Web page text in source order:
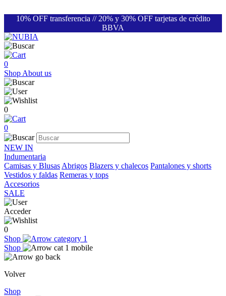
10% OFF transferencia // 20% y 30% OFF tarjetas de crédito
BBVA
0
Shop About us
0
0
NEW IN
Indumentaria
Camisas y Blusas Abrigos Blazers y chalecos Pantalones y shorts
Vestidos y faldas Remeras y tops
Accesorios
SALE
Acceder
0
Shop
Shop
Volver
Shop